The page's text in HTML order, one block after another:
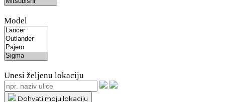
Model
Unesi željenu lokaciju
Dohvati moju lokaciju